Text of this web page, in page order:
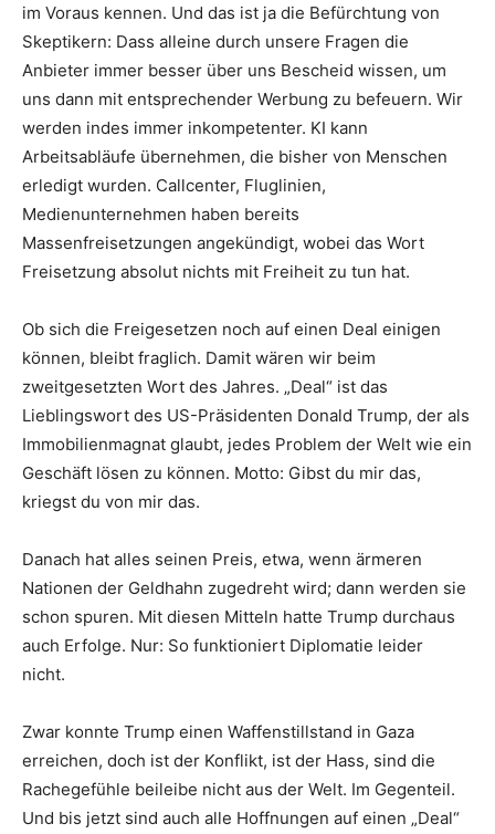
im Voraus kennen. Und das ist ja die Befürchtung von
Skeptikern: Dass alleine durch unsere Fragen die
Anbieter immer besser über uns Bescheid wissen, um
uns dann mit entsprechender Werbung zu befeuern. Wir
werden indes immer inkompetenter. KI kann
Arbeitsabläufe übernehmen, die bisher von Menschen
erledigt wurden. Callcenter, Fluglinien,
Medienunternehmen haben bereits
Massenfreisetzungen angekündigt, wobei das Wort
Freisetzung absolut nichts mit Freiheit zu tun hat.
Ob sich die Freigesetzen noch auf einen Deal einigen
können, bleibt fraglich. Damit wären wir beim
zweitgesetzten Wort des Jahres. „Deal“ ist das
Lieblingswort des US-Präsidenten Donald Trump, der als
Immobilienmagnat glaubt, jedes Problem der Welt wie ein
Geschäft lösen zu können. Motto: Gibst du mir das,
kriegst du von mir das.
Danach hat alles seinen Preis, etwa, wenn ärmeren
Nationen der Geldhahn zugedreht wird; dann werden sie
schon spuren. Mit diesen Mitteln hatte Trump durchaus
auch Erfolge. Nur: So funktioniert Diplomatie leider
nicht.
Zwar konnte Trump einen Waffenstillstand in Gaza
erreichen, doch ist der Konflikt, ist der Hass, sind die
Rachegefühle beileibe nicht aus der Welt. Im Gegenteil.
Und bis jetzt sind auch alle Hoffnungen auf einen „Deal“